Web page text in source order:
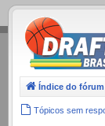
.
Índice do fórum
Tópicos sem